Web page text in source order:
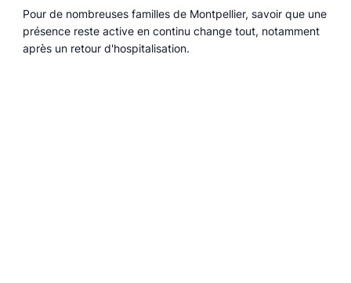
Pour de nombreuses familles de Montpellier, savoir que une
présence reste active en continu change tout, notamment
après un retour d'hospitalisation.